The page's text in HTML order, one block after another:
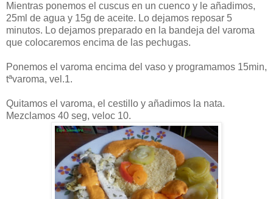
Mientras ponemos el cuscus en un cuenco y le añadimos,
25ml de agua y 15g de aceite. Lo dejamos reposar 5
minutos. Lo dejamos preparado en la bandeja del varoma
que colocaremos encima de las pechugas.
Ponemos el varoma encima del vaso y programamos 15min,
tªvaroma, vel .1.
Quitamos el varoma, el cestillo y añadimos la nata.
Mezclamos 40 seg, veloc 10.